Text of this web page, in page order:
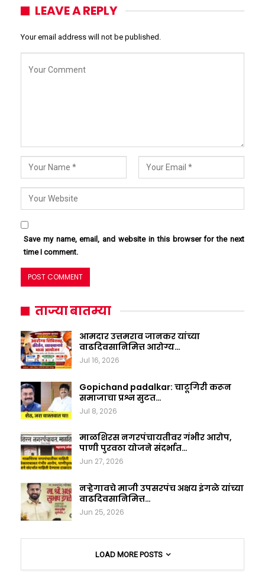
LEAVE A REPLY
Your email address will not be published.
Save my name, email, and website in this browser for the next
time I comment.
ताज्या बातम्या
आमदार उत्तमराव जानकर यांच्या
वाढदिवसानिमित्त आरोग्य…
Jul 16, 2026
Gopichand padalkar: चाटूगिरी करून
समाजाचा प्रश्न सुटत…
Jul 8, 2026
माळशिरस नगरपंचायतीवर गंभीर आरोप,
पाणी पुरवठा योजने संदर्भात…
Jun 27, 2026
नऱ्हेगावचे माजी उपसरपंच अक्षय इंगळे यांच्या
वाढदिवसानिमित्त…
Jun 25, 2026
LOAD MORE POSTS